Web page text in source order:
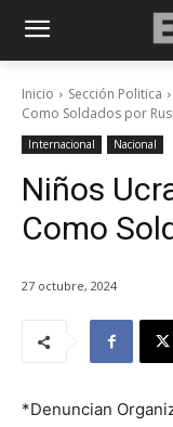
Inicio Sección Politica
Como Soldados por
Internacional Nacional
Niños
Como
27 octubre, 2024
*Denuncian